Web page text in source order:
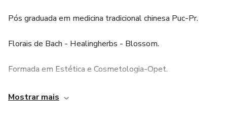
Pós graduada em medicina tradicional chinesa Puc-Pr.
Florais de Bach - Healingherbs - Blossom.
Formada em Estética e Cosmetologia-Opet.
Bacharel em Administração-Faresc
Mostrar mais